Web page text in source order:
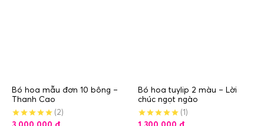
Bó hoa mẫu đơn 10 bông –
Thanh Cao
(2)
Bó hoa tuylip 2 màu – Lời
chúc ngọt ngào
(1)